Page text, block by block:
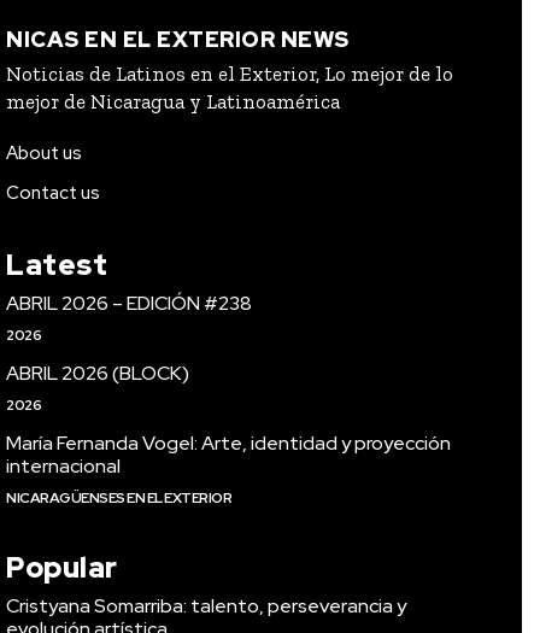
NICAS EN EL EXTERIOR NEWS
Noticias de Latinos en el Exterior, Lo mejor de lo
mejor de Nicaragua y Latinoamérica
About us
Contact us
Latest
ABRIL 2026 – EDICIÓN #238
2026
ABRIL 2026 (BLOCK)
2026
María Fernanda Vogel: Arte, identidad y proyección
internacional
NICARAGÜENSES EN EL EXTERIOR
Popular
Cristyana Somarriba: talento, perseverancia y